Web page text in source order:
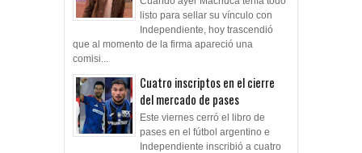
listo para sellar su vínculo con
Independiente, hoy trascendió
que al momento de la firma apareció una
comisi...
Cuatro inscriptos en el cierre
del mercado de pases
Este viernes cerró el libro de
pases en el fútbol argentino e
Independiente inscribió a cuatro